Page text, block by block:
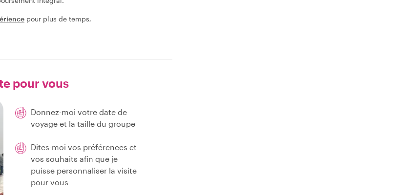
pour plus de temps,
pour vous
Donnez-moi votre date de
voyage et la taille du groupe
Dites-moi vos préférences et
vos souhaits afin que je
puisse personnaliser la visite
pour vous